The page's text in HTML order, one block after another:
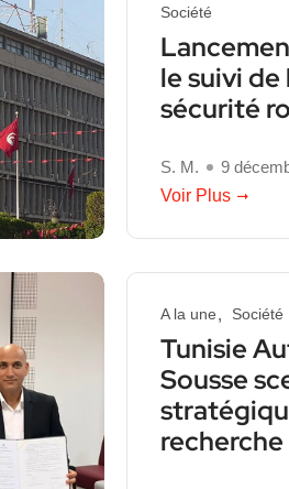
Société
le suivi
sécurité
S. M. 9
Voir Plus
A la une Société
Tunisie
Sousse
recherche